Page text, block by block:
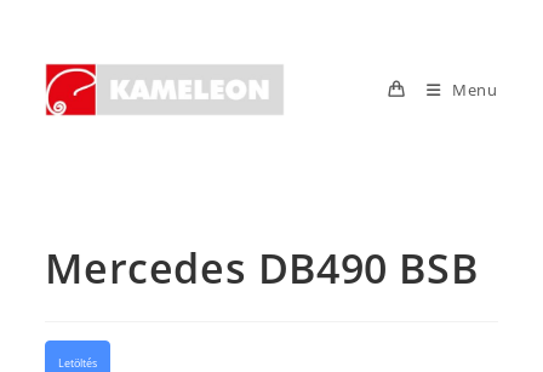
content
Menu
Mercedes DB490 BSB
Letöltés